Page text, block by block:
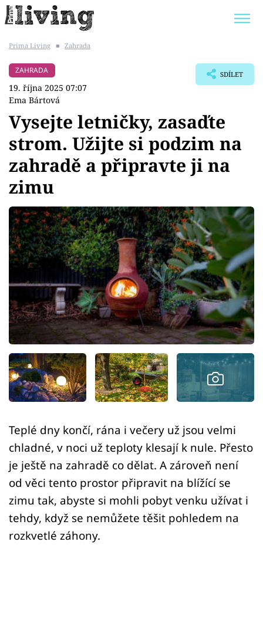
BYDLENÍ SLAVNÝCH
Témata
Bydlení
Zahrada
Design
Sledujte prima+
Přihlášení
Sledujte nás
Prima Living ■ Zahrada
ZAHRADA
19. října 2025 07:07
Ema Bártová
SDÍLET
Vysejte letničky, zasaďte
strom. Užijte si podzim na
zahradě a připravte ji na
zimu
Teplé dny končí, rána i večery už jsou velmi
chladné, v noci už teploty klesají k nule. Přesto
je ještě na zahradě co dělat. A zároveň není
od věci tento prostor připravit na blížící se
zimu tak, abyste si mohli pobyt venku užívat i
tehdy, když se nemůžete těšit pohledem na
rozkvetlé záhony.